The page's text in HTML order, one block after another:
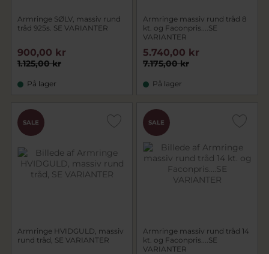
Armringe SØLV, massiv rund
tråd 925s. SE VARIANTER
1.125,00 kr
900,00 kr
På lager
Armringe massiv rund tråd 8
kt. og Faconpris....SE
VARIANTER
7.175,00 kr
5.740,00 kr
På lager
SALE
Armringe HVIDGULD, massiv
rund tråd, SE VARIANTER
SALE
Armringe massiv rund tråd 14
kt. og Faconpris....SE
VARIANTER